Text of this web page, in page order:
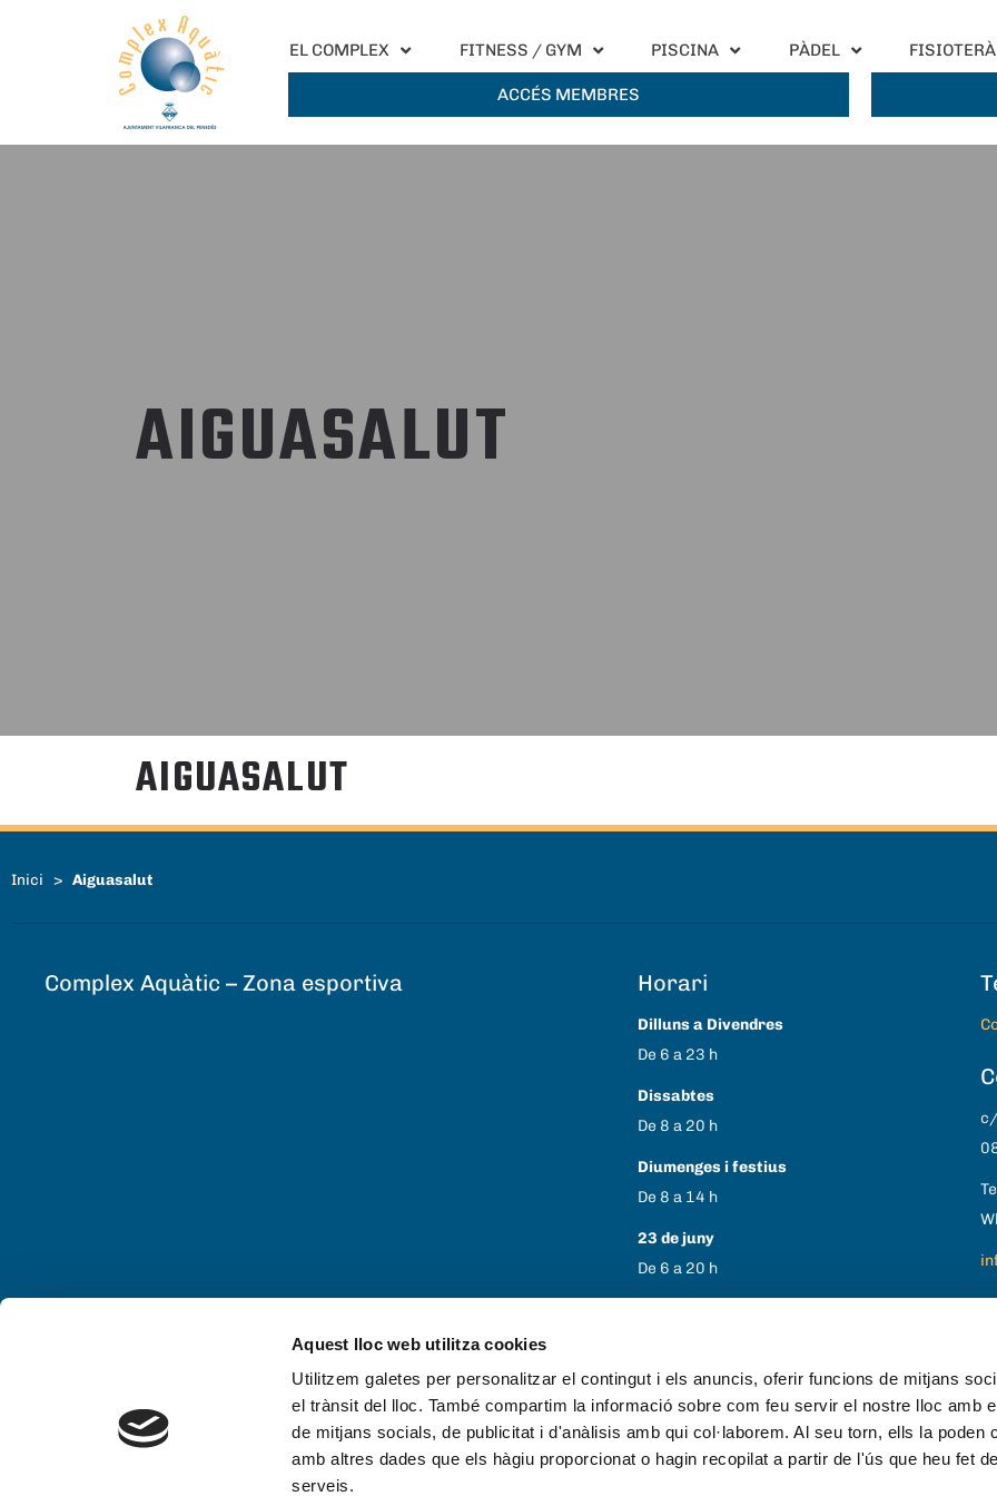
Aquest lloc web utilitza cookies
Utilitzem galetes per personalitzar el contingut i els anuncis, oferir funcions de mitjans
el trànsit del lloc. També compartim la informació sobre com feu servir el nostre lloc amb
de mitjans socials, de publicitat i d'anàlisis amb qui col·laborem. Al seu torn, ells la poden
amb altres dades que els hàgiu proporcionat o hagin recopilat a partir de l'ús que heu fet
serveis.
EL COMPLEX FITNESS / GYM PISCINA PÀDEL
ACCÉS MEMBRES
AIGUASALUT
AIGUASALUT
Inici > Aiguasalut
Complex Aquàtic – Zona esportiva Horari
Dilluns a Divendres
De 6 a 23 h
Dissabtes
De 8 a 20 h
Diumenges i festius
De 8 a 14 h
23 de juny
De 6 a 20 h
25 i 26 de desembre
Tancat
c/